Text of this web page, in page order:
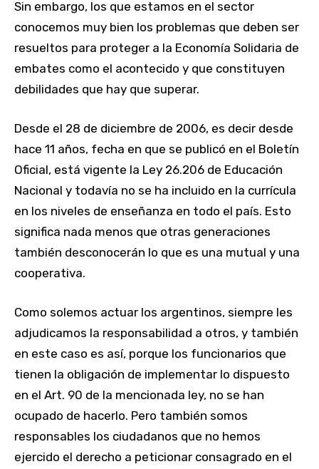
Sin embargo, los que estamos en el sector
conocemos muy bien los problemas que deben ser
resueltos para proteger a la Economía Solidaria de
embates como el acontecido y que constituyen
debilidades que hay que superar.
Desde el 28 de diciembre de 2006, es decir desde
hace 11 años, fecha en que se publicó en el Boletín
Oficial, está vigente la Ley 26.206 de Educación
Nacional y todavía no se ha incluido en la currícula
en los niveles de enseñanza en todo el país. Esto
significa nada menos que otras generaciones
también desconocerán lo que es una mutual y una
cooperativa.
Como solemos actuar los argentinos, siempre les
adjudicamos la responsabilidad a otros, y también
en este caso es así, porque los funcionarios que
tienen la obligación de implementar lo dispuesto
en el Art. 90 de la mencionada ley, no se han
ocupado de hacerlo. Pero también somos
responsables los ciudadanos que no hemos
ejercido el derecho a peticionar consagrado en el